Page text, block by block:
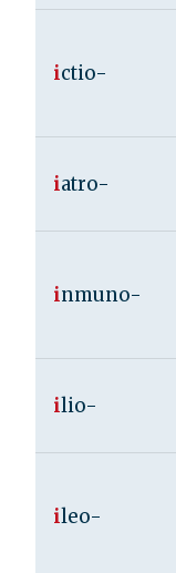
ictio-
iatro-
inmuno-
ilio-
ileo-